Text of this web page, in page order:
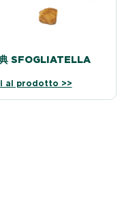
SFOGLIATELLA
al prodotto >>